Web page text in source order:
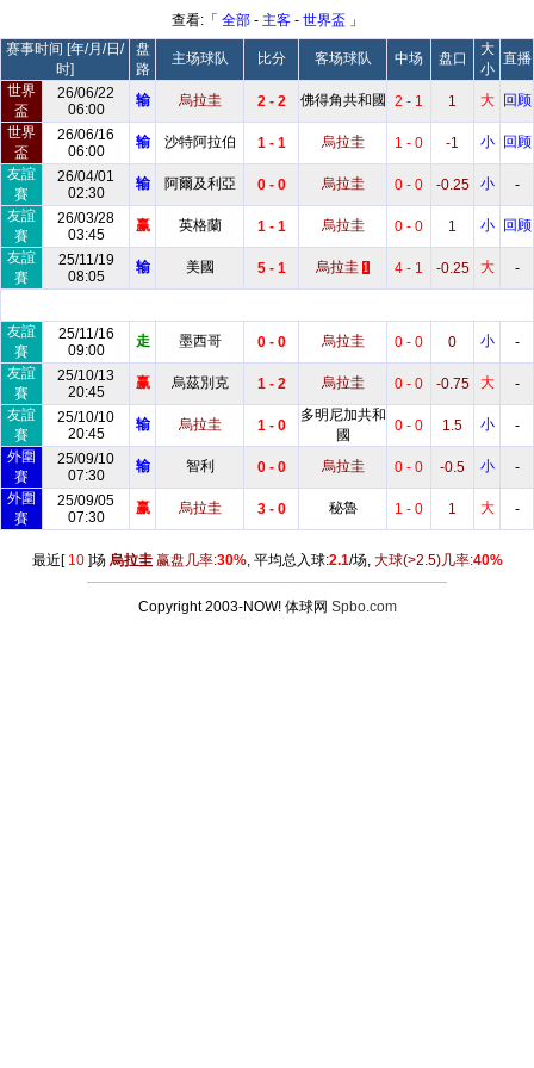
查看:「 全部- 主客- 世界盃 」
赛事时间 [年/月/日/
时]
盘
路
主场球队 比分 客场球队 中场 盘口
大
小
直播
世界
盃
26/06/22
06:00
输 烏拉圭 2 - 2 佛得角共和國 2 - 1 1 大
回顾
世界
盃
26/06/16
06:00
输 沙特阿拉伯 1 - 1 烏拉圭 1 - 0 -1 小
回顾
友誼
賽
26/04/01
02:30
输 阿爾及利亞 0 - 0 烏拉圭 0 - 0 -0.25 小
-
友誼
賽
26/03/28
03:45
赢 英格蘭 1 - 1 烏拉圭 0 - 0 1 小
回顾
友誼
賽
25/11/19
08:05
输 美國 5 - 1 烏拉圭 1 4 - 1 -0.25 大 -
友誼
賽
25/11/16
09:00
走 墨西哥 0 - 0 烏拉圭 0 - 0 0 小
-
友誼
賽
25/10/13
20:45
赢 烏茲別克 1 - 2 烏拉圭 0 - 0 -0.75 大
-
友誼
賽
25/10/10
20:45
输 烏拉圭 1 - 0
多明尼加共和
國
0 - 0 1.5 小
-
外圍
賽
25/09/10
07:30
输 智利 0 - 0 烏拉圭 0 - 0 -0.5 小
-
外圍
賽
25/09/05
07:30
赢 烏拉圭 3 - 0 秘魯 1 - 0 1 大 -
最近[ 10]场 烏拉圭赢盘几率:30%, 平均总入球:2.1/场, 大球(>2.5)几率:40%
Copyright 2003-NOW! 体球网 Spbo.com